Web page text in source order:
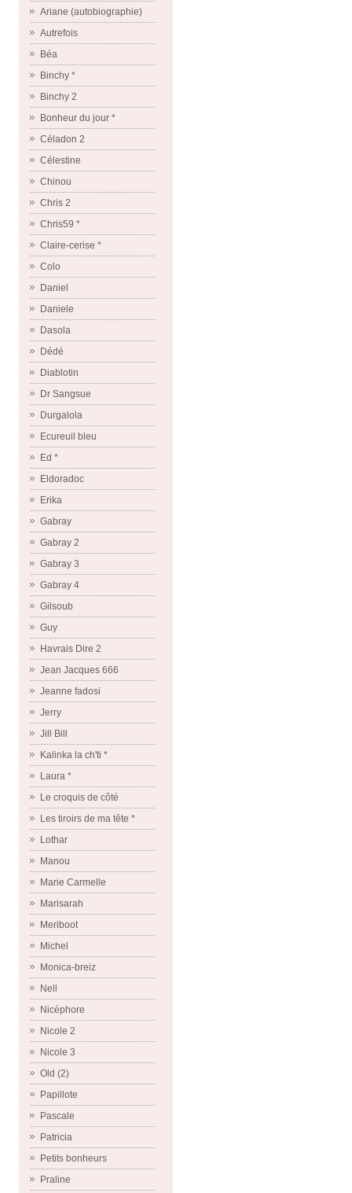
Ariane (autobiographie)
Autrefois
Béa
Binchy *
Binchy 2
Bonheur du jour *
Céladon 2
Célestine
Chinou
Chris 2
Chris59 *
Claire-cerise *
Colo
Daniel
Daniele
Dasola
Dédé
Diablotin
Dr Sangsue
Durgalola
Ecureuil bleu
Ed *
Eldoradoc
Erika
Gabray
Gabray 2
Gabray 3
Gabray 4
Gilsoub
Guy
Havrais Dire 2
Jean Jacques 666
Jeanne fadosi
Jerry
Jill Bill
Kalinka la ch'ti *
Laura *
Le croquis de côté
Les tiroirs de ma tête *
Lothar
Manou
Marie Carmelle
Marisarah
Meriboot
Michel
Monica-breiz
Nell
Nicéphore
Nicole 2
Nicole 3
Old (2)
Papillote
Pascale
Patricia
Petits bonheurs
Praline